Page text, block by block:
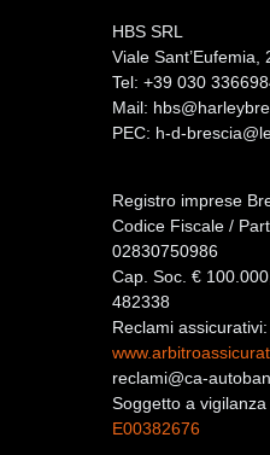
HBS SRL
Viale
Tel: +39 030
Mail:
PEC: h-d-
Registro imprese
Codice Fiscale /
02830750986
Cap. Soc. €
482338
Reclami assicurativi:
reclami@ca-
Soggetto a vigilanza
E00382676